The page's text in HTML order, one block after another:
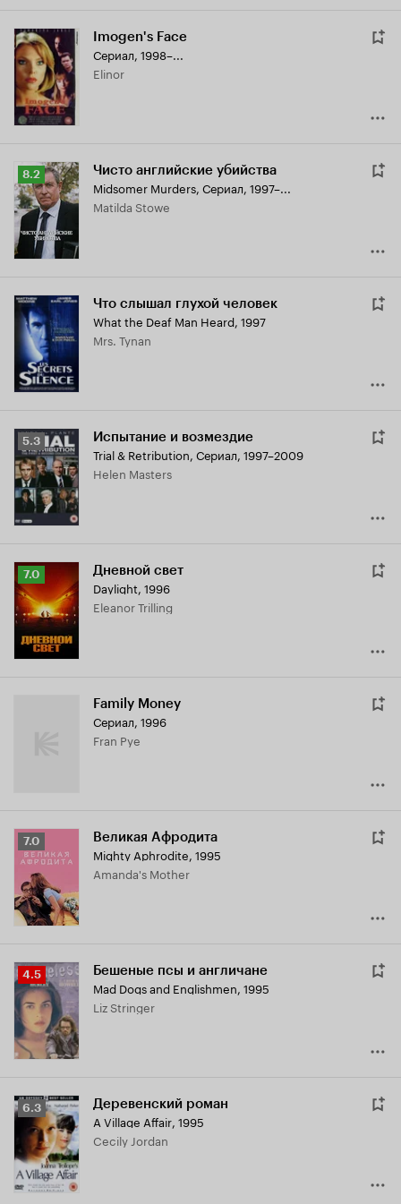
Imogen's Face
Сериал, 1998–...
Elinor
Рейтинг
Кинопоиска
8.2
8.2 Чисто английские убийства
Midsomer Murders, Сериал, 1997–...
Matilda Stowe
Что слышал глухой человек
What the Deaf Man Heard, 1997
Mrs. Tynan
Рейтинг
Кинопоиска
5.3
5.3 Испытание и возмездие
Trial & Retribution, Сериал, 1997–2009
Helen Masters
Рейтинг
Кинопоиска
7.0
7.0 Дневной свет
Daylight, 1996
Eleanor Trilling
Family Money
Сериал, 1996
Fran Pye
Рейтинг
Кинопоиска
7.0
7.0 Великая Афродита
Mighty Aphrodite, 1995
Amanda's Mother
Рейтинг
Кинопоиска
4.5
4.5 Бешеные псы и англичане
Mad Dogs and Englishmen, 1995
Liz Stringer
Рейтинг
Кинопоиска
6.3
6.3 Деревенский роман
A Village Affair, 1995
Cecily Jordan